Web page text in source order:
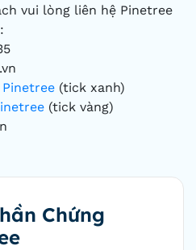
vui lòng liên hệ Pinetree
(tick xanh)
(tick vàng)
Chứng